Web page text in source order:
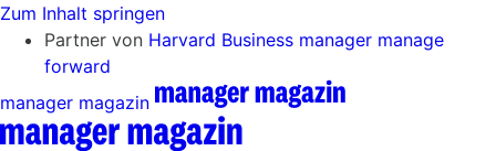
Zum Inhalt springen
Partner von Harvard Business manager manage
forward
manager magazin